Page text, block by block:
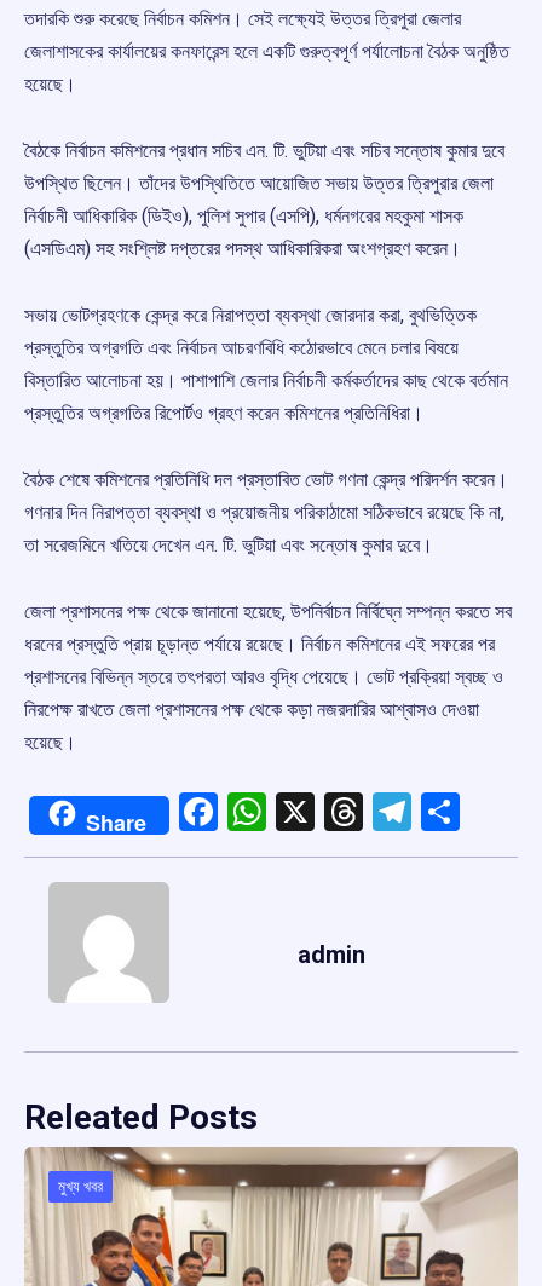
তদারকি শুরু করেছে নির্বাচন কমিশন। সেই লক্ষ্যেই উত্তর ত্রিপুরা জেলার
জেলাশাসকের কার্যালয়ের কনফারেন্স হলে একটি গুরুত্বপূর্ণ পর্যালোচনা বৈঠক অনুষ্ঠিত
হয়েছে।
বৈঠকে নির্বাচন কমিশনের প্রধান সচিব এন. টি. ভুটিয়া এবং সচিব সন্তোষ কুমার দুবে
উপস্থিত ছিলেন। তাঁদের উপস্থিতিতে আয়োজিত সভায় উত্তর ত্রিপুরার জেলা
নির্বাচনী আধিকারিক (ডিইও), পুলিশ সুপার (এসপি), ধর্মনগরের মহকুমা শাসক
(এসডিএম) সহ সংশ্লিষ্ট দপ্তরের পদস্থ আধিকারিকরা অংশগ্রহণ করেন।
সভায় ভোটগ্রহণকে কেন্দ্র করে নিরাপত্তা ব্যবস্থা জোরদার করা, বুথভিত্তিক
প্রস্তুতির অগ্রগতি এবং নির্বাচন আচরণবিধি কঠোরভাবে মেনে চলার বিষয়ে
বিস্তারিত আলোচনা হয়। পাশাপাশি জেলার নির্বাচনী কর্মকর্তাদের কাছ থেকে বর্তমান
প্রস্তুতির অগ্রগতির রিপোর্টও গ্রহণ করেন কমিশনের প্রতিনিধিরা।
বৈঠক শেষে কমিশনের প্রতিনিধি দল প্রস্তাবিত ভোট গণনা কেন্দ্র পরিদর্শন করেন।
গণনার দিন নিরাপত্তা ব্যবস্থা ও প্রয়োজনীয় পরিকাঠামো সঠিকভাবে রয়েছে কি না,
তা সরেজমিনে খতিয়ে দেখেন এন. টি. ভুটিয়া এবং সন্তোষ কুমার দুবে।
জেলা প্রশাসনের পক্ষ থেকে জানানো হয়েছে, উপনির্বাচন নির্বিঘ্নে সম্পন্ন করতে সব
ধরনের প্রস্তুতি প্রায় চূড়ান্ত পর্যায়ে রয়েছে। নির্বাচন কমিশনের এই সফরের পর
প্রশাসনের বিভিন্ন স্তরে তৎপরতা আরও বৃদ্ধি পেয়েছে। ভোট প্রক্রিয়া স্বচ্ছ ও
নিরপেক্ষ রাখতে জেলা প্রশাসনের পক্ষ থেকে কড়া নজরদারির আশ্বাসও দেওয়া
হয়েছে।
Share Facebook
WhatsApp
X Threads
admin
Releated Posts
মুখ্য খবর